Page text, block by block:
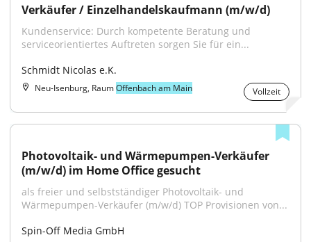
Verkäufer / Einzelhandelskaufmann (m/w/d)
Kundenservice: Durch kompetente Beratung und
serviceorientiertes Auftreten sorgen Sie für ein...
Schmidt Nicolas e.K.
Neu-Isenburg, RaumOffenbach am Main Vollzeit
Photovoltaik- und Wärmepumpen-Verkäufer
(m/w/d) im Home Office gesucht
als freier und selbstständiger Photovoltaik- und
Wärmepumpen-Verkäufer (m/w/d) TOP Provisionen von...
Spin-Off Media GmbH